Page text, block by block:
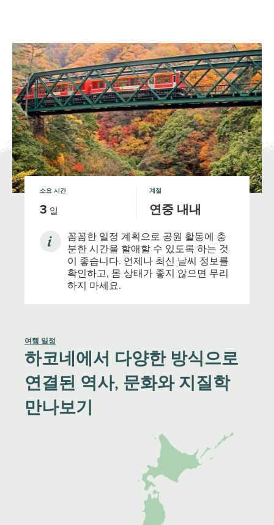
소요 시간
3 일
계절
연중 내내
꼼꼼한 일정 계획으로 공원 활동에 충
분한 시간을 할애할 수 있도록 하는 것
이 좋습니다. 언제나 최신 날씨 정보를
확인하고, 몸 상태가 좋지 않으면 무리
하지 마세요.
여행 일정
하코네에서 다양한 방식으로
연결된 역사, 문화와 지질학
만나보기